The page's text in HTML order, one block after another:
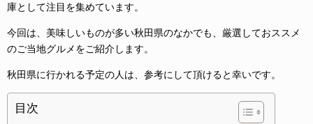
庫として注目を集めています。
今回は、美味しいものが多い秋田県のなかでも、厳選しておススメ
のご当地グルメをご紹介します。
秋田県に行かれる予定の人は、参考にして頂けると幸いです。
目次